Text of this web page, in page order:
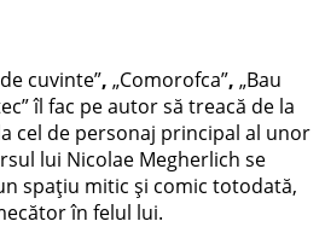
cuvinte”, „Comorofca”, „Bau
îl fac pe autor să treacă de la
cel de personaj principal al unor
lui Nicolae Megherlich se
spațiu mitic și comic totodată,
în felul lui.